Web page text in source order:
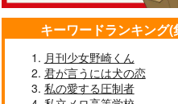
キーワードランキング
月刊少女野崎くん
君が言うには犬の恋
私の愛する圧制者